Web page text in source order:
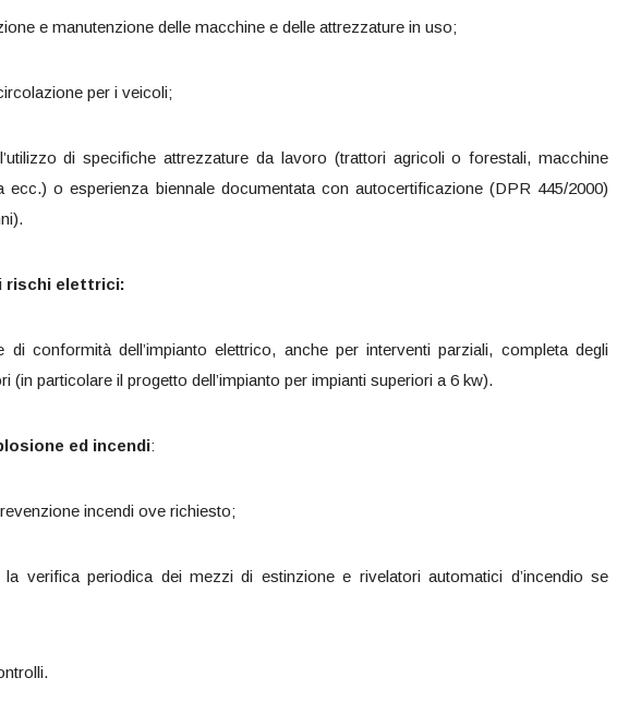
e manutenzione delle macchine e delle attrezzature in uso;
per i veicoli;
di specifiche attrezzature da lavoro (trattori agricoli o forestali, macchine
ecc.) o esperienza biennale documentata con autocertificazione (DPR 445/2000)
rischi elettrici:
di conformità dell’impianto elettrico, anche per interventi parziali, completa degli
(in particolare il progetto dell’impianto per impianti superiori a 6 kw).
ed incendi:
incendi ove richiesto;
verifica periodica dei mezzi di estinzione e rivelatori automatici d’incendio se